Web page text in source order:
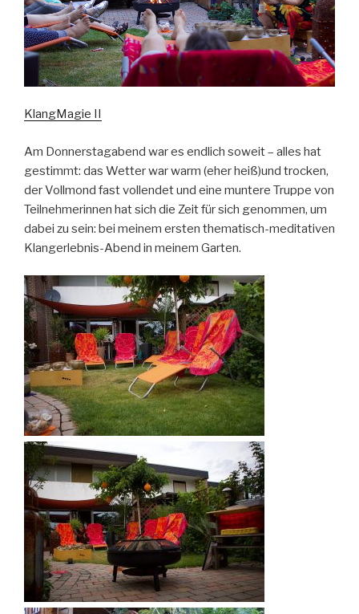
KlangMagie II
Am Donnerstagabend war es endlich soweit – alles hat
gestimmt: das Wetter war warm (eher heiß)und trocken,
der Vollmond fast vollendet und eine muntere Truppe von
Teilnehmerinnen hat sich die Zeit für sich genommen, um
dabei zu sein: bei meinem ersten thematisch-meditativen
Klangerlebnis-Abend in meinem Garten.